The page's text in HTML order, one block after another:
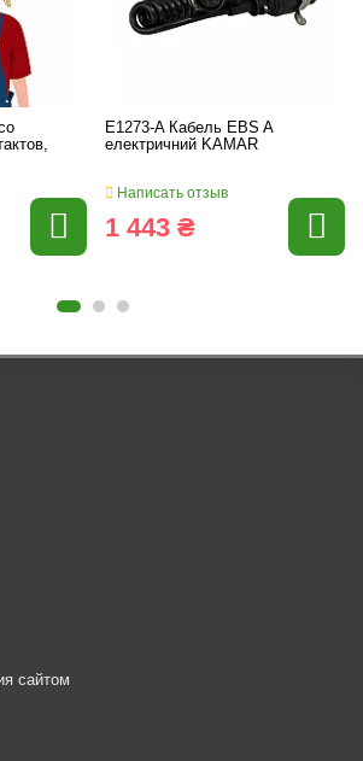
E1273-A Кабель EBS A
електричний KAMAR
Написать отзыв
1 443 ₴
сайтом